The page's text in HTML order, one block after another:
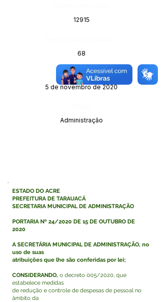
12915
68
Data da Publicação:
5 de novembro de 2020
Administração
ESTADO DO ACRE
PREFEITURA DE TARAUACÁ
SECRETARIA MUNICIPAL DE ADMINISTRAÇÃO
PORTARIA Nº 24/2020 DE 15 DE OUTUBRO DE
2020
A SECRETÁRIA MUNICIPAL DE ADMINISTRAÇÃO, no
uso de suas
atribuições que lhe são conferidas por lei;
CONSIDERANDO, o decreto 005/2020, que
estabelece medidas
de redução e controle de despesas de pessoal no
âmbito da